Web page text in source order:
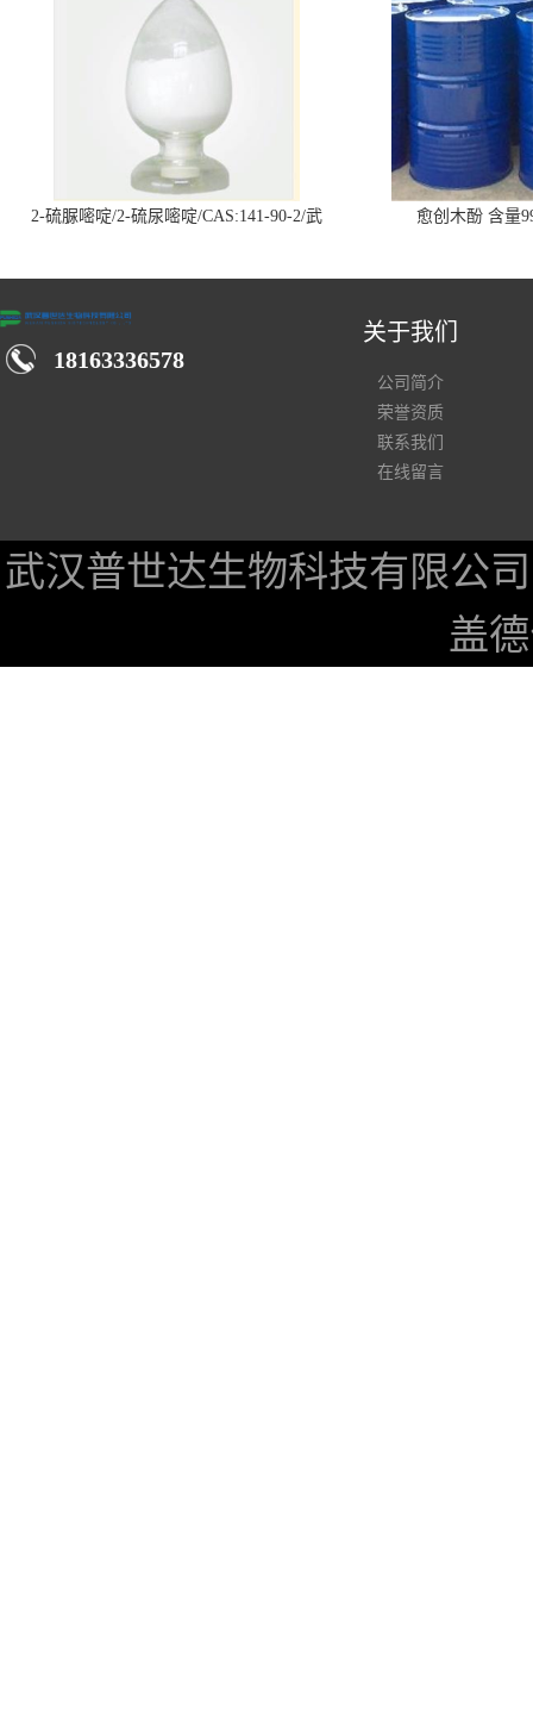
2-硫脲嘧啶/2-硫尿嘧啶/CAS:141-90-2/武
愈创木酚 含量
18163336578
关于我们
公司简介
荣誉资质
联系我们
在线留言
武汉普世达生物科技有限公司
盖